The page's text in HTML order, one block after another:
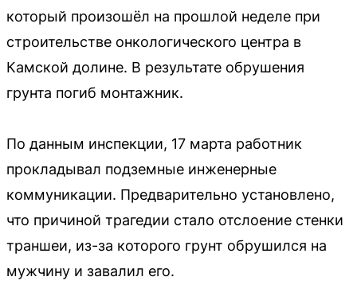
который произошёл на прошлой неделе при
строительстве онкологического центра в
Камской долине. В результате обрушения
грунта погиб монтажник.
По данным инспекции, 17 марта работник
прокладывал подземные инженерные
коммуникации. Предварительно установлено,
что причиной трагедии стало отслоение стенки
траншеи, из-за которого грунт обрушился на
мужчину и завалил его.